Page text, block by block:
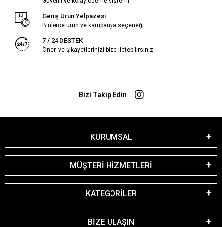
Geniş Ürün Yelpazesi
Binlerce ürün ve kampanya seçeneği
7 / 24 DESTEK
Öneri ve şikayetlerinizi bize iletebilirsiniz.
Bizi Takip Edin
KURUMSAL
MÜŞTERİ HİZMETLERİ
KATEGORİLER
BİZE ULAŞIN